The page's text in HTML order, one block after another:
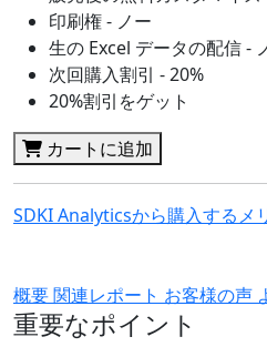
印刷権 - ノー
生の Excel データの配信 -
次回購入割引 - 20%
20%割引をゲット
カートに追加
SDKI Analyticsから購入するメ
概要関連レポート お客様の声
重要なポイント